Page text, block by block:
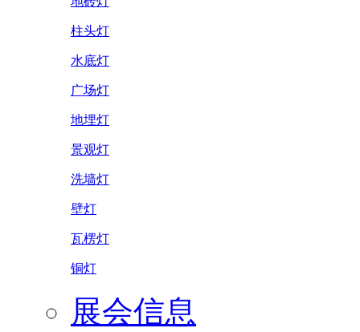
柱头灯
水底灯
广场灯
地埋灯
景观灯
洗墙灯
壁灯
瓦楞灯
铜灯
展会信息